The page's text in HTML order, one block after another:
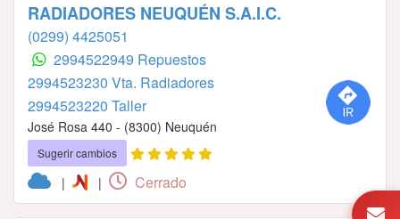
RADIADORES NEUQUÉN S.A.I.C.
(0299) 4425051
2994522949 Repuestos
2994523230 Vta. Radiadores
2994523220 Taller
José Rosa 440 - (8300) Neuquén
Sugerir cambios
| | Cerrado